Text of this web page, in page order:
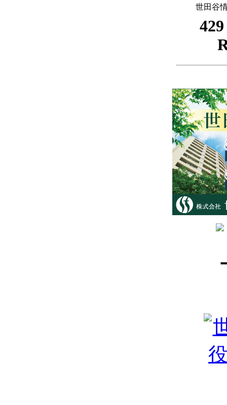
世田谷